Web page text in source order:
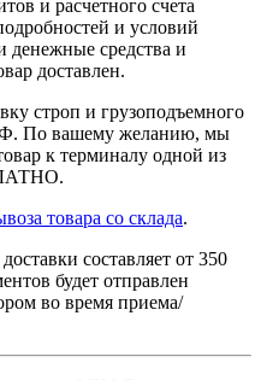
и расчетного счета
и условий
денежные средства и
доставлен.
строп и грузоподъемного
По вашему желанию, мы
к терминалу одной из
товара со склада.
составляет от 350
будет отправлен
во время приема/